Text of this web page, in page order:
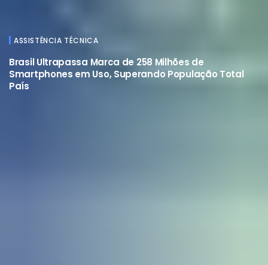
ASSISTÊNCIA TÉCNICA
Brasil Ultrapassa Marca de 258 Milhões de
Smartphones em Uso, Superando População Total
País